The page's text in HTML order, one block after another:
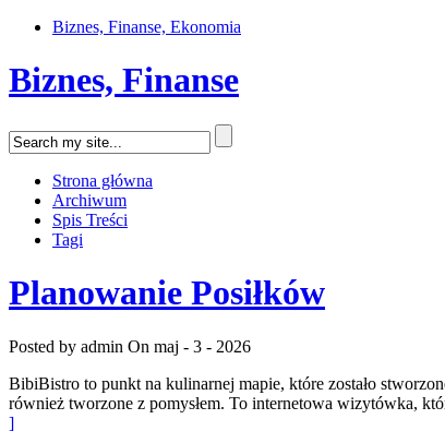
Biznes, Finanse, Ekonomia
Biznes, Finanse
Strona główna
Archiwum
Spis Treści
Tagi
Planowanie Posiłków
Posted by admin On maj - 3 - 2026
BibiBistro to punkt na kulinarnej mapie, które zostało
również tworzone z pomysłem. To internetowa wizytówka,
]